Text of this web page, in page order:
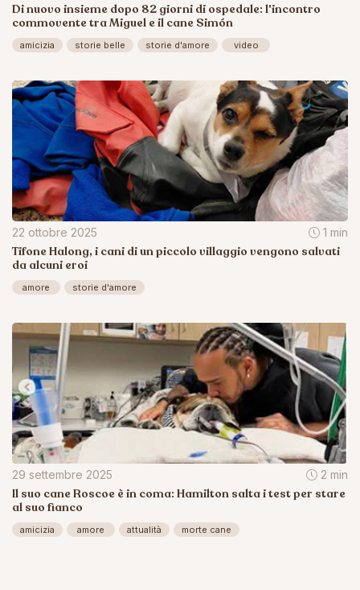
Di nuovo insieme dopo 82 giorni di ospedale: l'incontro
commovente tra Miguel e il cane Simón
amicizia storie belle storie d'amore video
22 ottobre 2025 1 min
Tifone Halong, i cani di un piccolo villaggio vengono salvati
da alcuni eroi
amore storie d'amore
29 settembre 2025 2 min
Il suo cane Roscoe è in coma: Hamilton salta i test per stare
al suo fianco
amicizia amore attualità morte cane